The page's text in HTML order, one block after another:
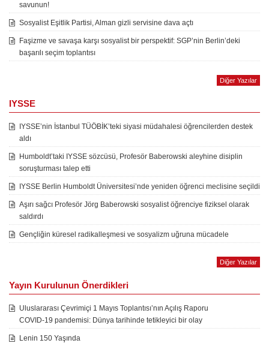
savunun!
Sosyalist Eşitlik Partisi, Alman gizli servisine dava açtı
Faşizme ve savaşa karşı sosyalist bir perspektif: SGP’nin Berlin’deki
başarılı seçim toplantısı
Diğer Yazılar
IYSSE
IYSSE’nin İstanbul TÜÖBİK’teki siyasi müdahalesi öğrencilerden destek
aldı
Humboldt’taki IYSSE sözcüsü, Profesör Baberowski aleyhine disiplin
soruşturması talep etti
IYSSE Berlin Humboldt Üniversitesi’nde yeniden öğrenci meclisine seçildi
Aşırı sağcı Profesör Jörg Baberowski sosyalist öğrenciye fiziksel olarak
saldırdı
Gençliğin küresel radikalleşmesi ve sosyalizm uğruna mücadele
Diğer Yazılar
Yayın Kurulunun Önerdikleri
Uluslararası Çevrimiçi 1 Mayıs Toplantısı’nın Açılış Raporu
COVID-19 pandemisi: Dünya tarihinde tetikleyici bir olay
Lenin 150 Yaşında